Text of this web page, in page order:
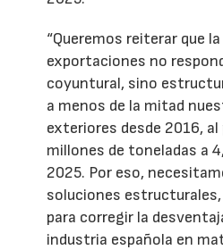
“Queremos reiterar que
exportaciones no
coyuntural, sino
a menos de la mitad
exteriores desde 2016, al
millones de toneladas a
2025. Por eso,
soluciones
para corregir la
industria española en